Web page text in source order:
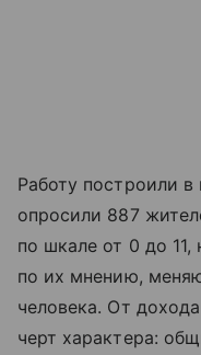
Работу построили в
опросили 887
по шкале от 0 до 11,
по их мнению,
человека. От
черт характера: